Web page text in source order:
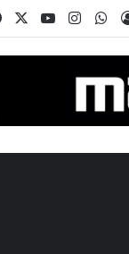
FacebookYou Tube